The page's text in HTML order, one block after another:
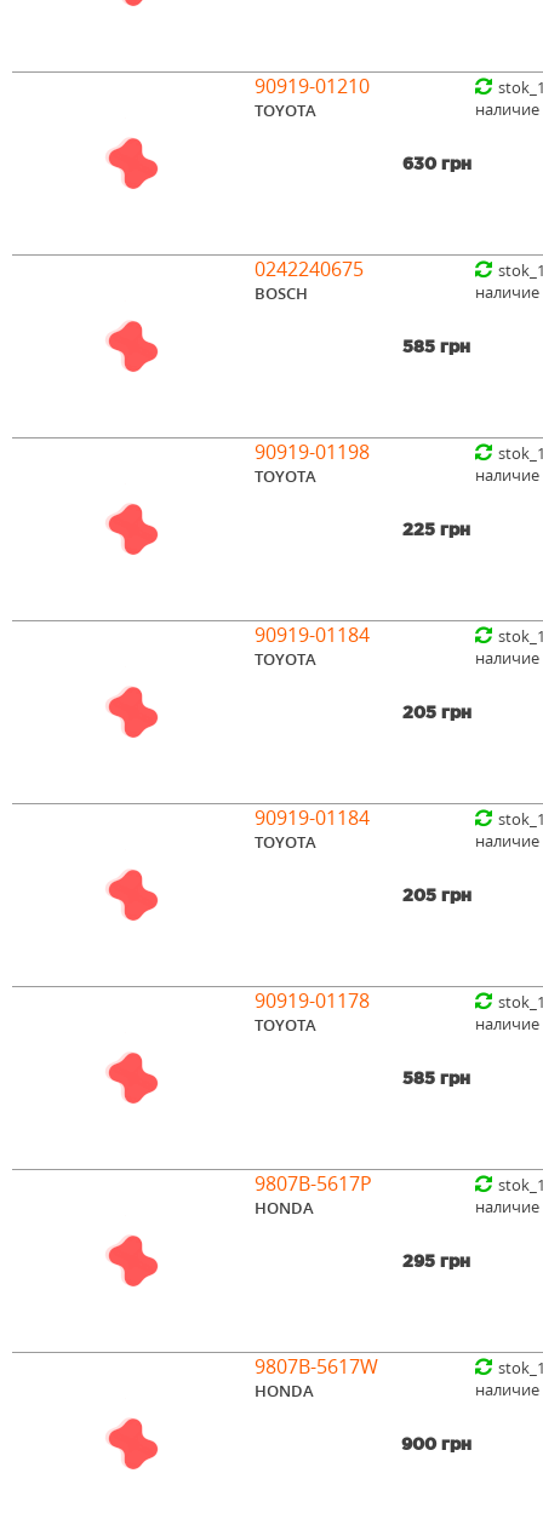
90919-01210
TOYOTA
630 грн
наличие
0242240675
BOSCH
585 грн
наличие
90919-01198
TOYOTA
225 грн
наличие
90919-01184
TOYOTA
205 грн
наличие
90919-01184
TOYOTA
205 грн
наличие
90919-01178
TOYOTA
585 грн
наличие
9807B-5617P
HONDA
295 грн
наличие
9807B-5617W
HONDA
900 грн
наличие